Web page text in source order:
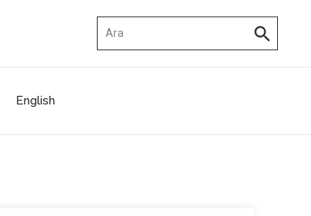
English